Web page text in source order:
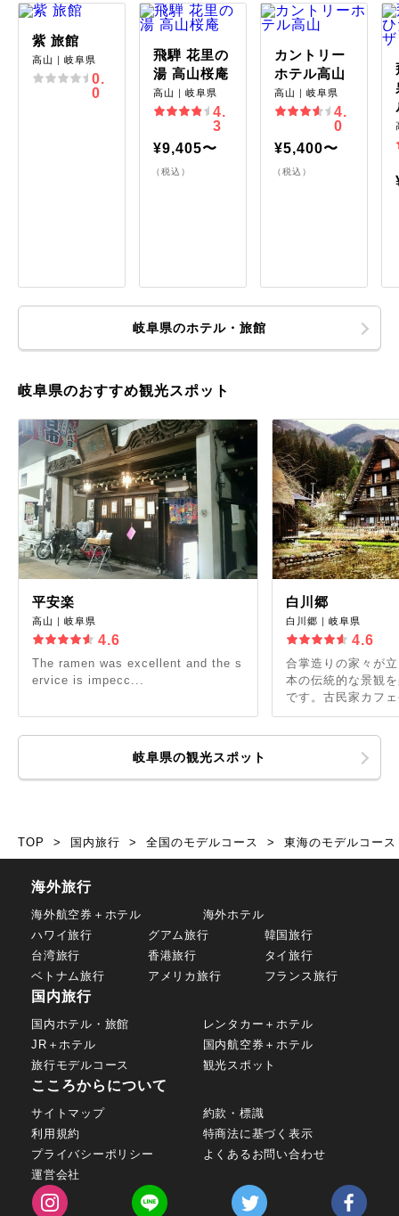
紫 旅館
高山｜岐阜県
0.
0
飛騨 花里の
湯 高山桜庵
高山｜岐阜県
4.
3
¥9,405〜
（税込）
カントリー
ホテル高山
高山｜岐阜県
4.
0
¥5,400〜
（税込）
岐阜県のホテル・旅館
岐阜県のおすすめ観光スポット
平安楽
高山｜岐阜県
4.6
The ramen was excellent and the s
ervice is impecc...
白川郷
白川郷｜岐阜県
4.6
合掌造りの家々が
本の伝統的な景観
です。古民家カフ
岐阜県の観光スポット
TOP 国内旅行 全国のモデルコース 東海のモデルコース
海外旅行
海外航空券＋ホテル
海外ホテル
ハワイ旅行
グアム旅行
韓国旅行
台湾旅行
香港旅行
タイ旅行
ベトナム旅行
アメリカ旅行 フランス旅行
国内旅行
国内ホテル・旅館
レンタカー＋ホテル
JR＋ホテル
国内航空券＋ホテル
旅行モデルコース
観光スポット
こころからについて
サイトマップ
約款・標識
利用規約
特商法に基づく表示
プライバシーポリシー
よくあるお問い合わせ
運営会社